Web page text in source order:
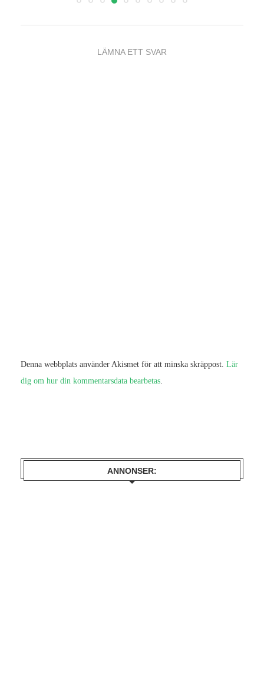
LÄMNA ETT SVAR
Denna webbplats använder Akismet för att minska skräppost. Lär
dig om hur din kommentarsdata bearbetas
ANNONSER: